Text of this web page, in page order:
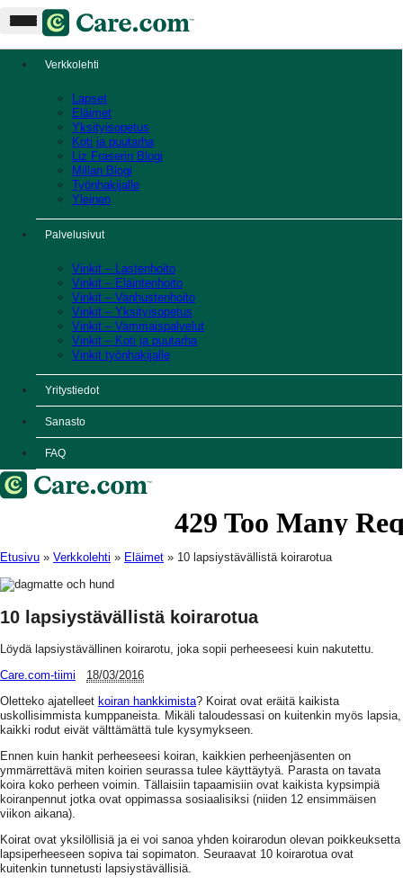
Verkkolehti
Lapset
Eläimet
Yksityisopetus
Koti ja puutarha
Liz Fraserin Blogi
Millan Blogi
Työnhakijalle
Yleinen
Palvelusivut
Vinkit – Lastenhoito
Vinkit – Eläintenhoito
Vinkit – Vanhustenhoito
Vinkit – Yksityisopetus
Vinkit – Vammaispalvelut
Vinkit – Koti ja puutarha
Vinkit työnhakijalle
Yritystiedot
Sanasto
FAQ
Etusivu » Verkkolehti » Eläimet » 10 lapsiystävällistä koirarotua
10 lapsiystävällistä koirarotua
Löydä lapsiystävällinen koirarotu, joka sopii perheeseesi kuin nakutettu.
Care.com-tiimi
18/03/2016
Oletteko ajatelleet koiran hankkimista? Koirat ovat eräitä kaikista
uskollisimmista kumppaneista. Mikäli taloudessasi on kuitenkin myös lapsia,
kaikki rodut eivät välttämättä tule kysymykseen.
Ennen kuin hankit perheeseesi koiran, kaikkien perheenjäsenten on
ymmärrettävä miten koirien seurassa tulee käyttäytyä. Parasta on tavata
koira koko perheen voimin. Tällaisiin tapaamisiin ovat kaikista kypsimpiä
koiranpennut jotka ovat oppimassa sosiaalisiksi (niiden 12 ensimmäisen
viikon aikana).
Koirat ovat yksilöllisiä ja ei voi sanoa yhden koirarodun olevan poikkeuksetta
lapsiperheeseen sopiva tai sopimaton. Seuraavat 10 koirarotua ovat
kuitenkin tunnetusti lapsiystävällisiä.